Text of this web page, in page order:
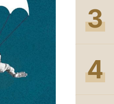
Solana
3
4